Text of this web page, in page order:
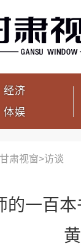
经济
体娱
甘肃视窗>访谈
的一百